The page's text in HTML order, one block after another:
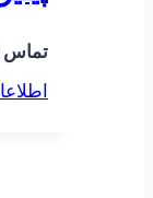
تماس